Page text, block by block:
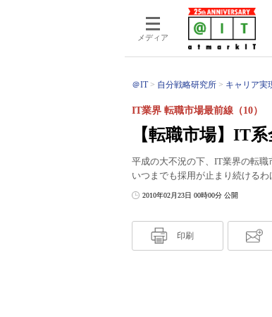
メディア
＠IT 自分戦略研究所 キャリア実
【転職市場】IT
IT業界 転職市場最前線（10）
平成の大不況の下、IT業界の転職
いつまでも採用が止まり続ける
2010年02月23日 00時00分 公開
印刷